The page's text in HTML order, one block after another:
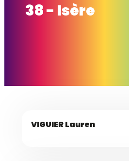
38 - Isère
VIGUIER Lauren